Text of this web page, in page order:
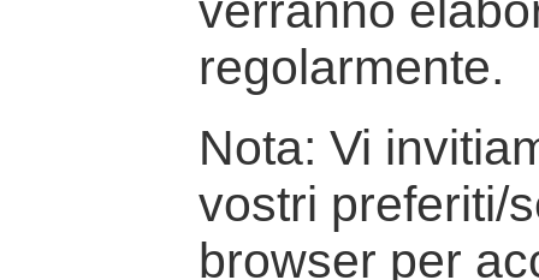
regolarmente.
Nota: Vi
vostri preferiti/
browser per